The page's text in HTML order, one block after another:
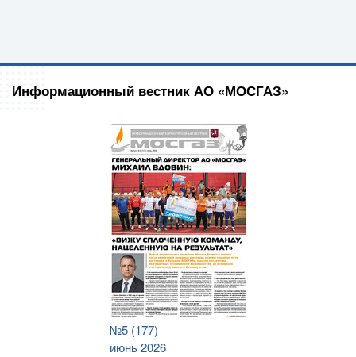
Информационный вестник АО «МОСГАЗ»
№5 (177)
июнь 2026